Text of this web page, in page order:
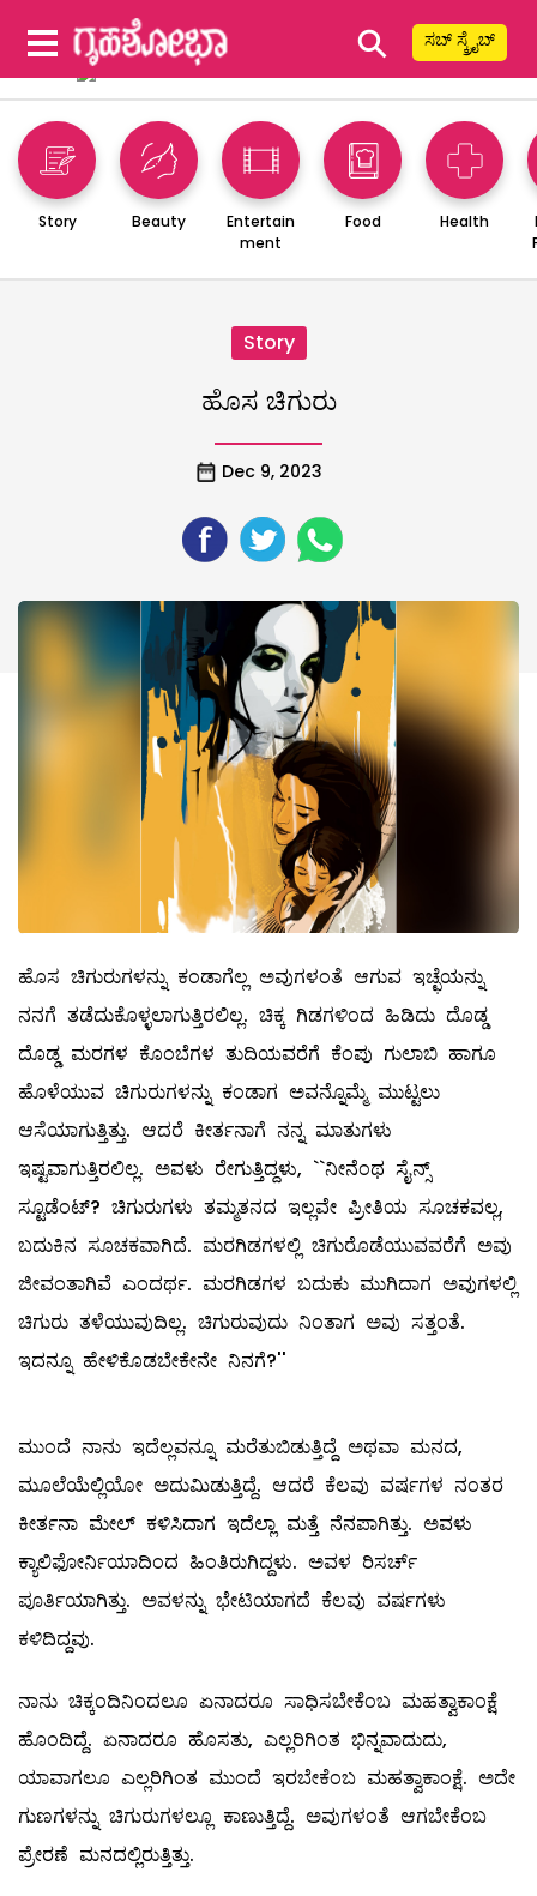
⚲ ಸಬ್ ಸ್ಕ್ರೈಬ್
Story Beauty
Entertain
ment
Food Health
Story
ಹೊಸ ಚಿಗುರು
Dec 9, 2023
ಹೊಸ ಚಿಗುರುಗಳನ್ನು ಕಂಡಾಗೆಲ್ಲ ಅವುಗಳಂತೆ ಆಗುವ ಇಚ್ಛೆಯನ್ನು
ನನಗೆ ತಡೆದುಕೊಳ್ಳಲಾಗುತ್ತಿರಲಿಲ್ಲ. ಚಿಕ್ಕ ಗಿಡಗಳಿಂದ ಹಿಡಿದು ದೊಡ್ಡ
ದೊಡ್ಡ ಮರಗಳ ಕೊಂಬೆಗಳ ತುದಿಯವರೆಗೆ ಕೆಂಪು ಗುಲಾಬಿ ಹಾಗೂ
ಹೊಳೆಯುವ ಚಿಗುರುಗಳನ್ನು ಕಂಡಾಗ ಅವನ್ನೊಮ್ಮೆ ಮುಟ್ಟಲು
ಆಸೆಯಾಗುತ್ತಿತ್ತು. ಆದರೆ ಕೀರ್ತನಾಗೆ ನನ್ನ ಮಾತುಗಳು
ಇಷ್ಟವಾಗುತ್ತಿರಲಿಲ್ಲ. ಅವಳು ರೇಗುತ್ತಿದ್ದಳು, ``ನೀನೆಂಥ ಸೈನ್ಸ್
ಸ್ಟೂಡೆಂಟ್‌? ಚಿಗುರುಗಳು ತಮ್ಮತನದ ಇಲ್ಲವೇ ಪ್ರೀತಿಯ ಸೂಚಕವಲ್ಲ,
ಬದುಕಿನ ಸೂಚಕವಾಗಿದೆ. ಮರಗಿಡಗಳಲ್ಲಿ ಚಿಗುರೊಡೆಯುವವರೆಗೆ ಅವು
ಜೀವಂತಾಗಿವೆ ಎಂದರ್ಥ. ಮರಗಿಡಗಳ ಬದುಕು ಮುಗಿದಾಗ ಅವುಗಳಲ್ಲಿ
ಚಿಗುರು ತಳೆಯುವುದಿಲ್ಲ. ಚಿಗುರುವುದು ನಿಂತಾಗ ಅವು ಸತ್ತಂತೆ.
ಇದನ್ನೂ ಹೇಳಿಕೊಡಬೇಕೇನೇ ನಿನಗೆ?''
ಮುಂದೆ ನಾನು ಇದೆಲ್ಲವನ್ನೂ ಮರೆತುಬಿಡುತ್ತಿದ್ದೆ ಅಥವಾ ಮನದ,
ಮೂಲೆಯೆಲ್ಲಿಯೋ ಅದುಮಿಡುತ್ತಿದ್ದೆ. ಆದರೆ ಕೆಲವು ವರ್ಷಗಳ ನಂತರ
ಕೀರ್ತನಾ ಮೇಲ್ ಕಳಿಸಿದಾಗ ಇದೆಲ್ಲಾ ಮತ್ತೆ ನೆನಪಾಗಿತ್ತು. ಅವಳು
ಕ್ಯಾಲಿಫೋರ್ನಿಯಾದಿಂದ ಹಿಂತಿರುಗಿದ್ದಳು. ಅವಳ ರಿಸರ್ಚ್‌
ಪೂರ್ತಿಯಾಗಿತ್ತು. ಅವಳನ್ನು ಭೇಟಿಯಾಗದೆ ಕೆಲವು ವರ್ಷಗಳು
ಕಳಿದಿದ್ದವು.
ನಾನು ಚಿಕ್ಕಂದಿನಿಂದಲೂ ಏನಾದರೂ ಸಾಧಿಸಬೇಕೆಂಬ ಮಹತ್ವಾಕಾಂಕ್ಷೆ
ಹೊಂದಿದ್ದೆ. ಏನಾದರೂ ಹೊಸತು, ಎಲ್ಲರಿಗಿಂತ ಭಿನ್ನವಾದುದು,
ಯಾವಾಗಲೂ ಎಲ್ಲರಿಗಿಂತ ಮುಂದೆ ಇರಬೇಕೆಂಬ ಮಹತ್ವಾಕಾಂಕ್ಷೆ. ಅದೇ
ಗುಣಗಳನ್ನು ಚಿಗುರುಗಳಲ್ಲೂ ಕಾಣುತ್ತಿದ್ದೆ. ಅವುಗಳಂತೆ ಆಗಬೇಕೆಂಬ
ಪ್ರೇರಣೆ ಮನದಲ್ಲಿರುತ್ತಿತ್ತು.